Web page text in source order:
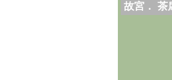
故宮． 茶